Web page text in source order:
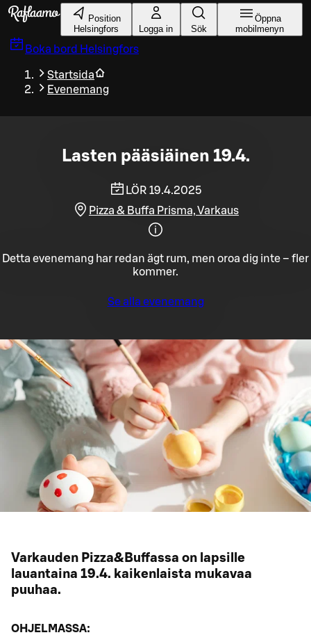
Gå till huvudinnehållet
Position
Helsingfors
Logga in Sök
Öppna
mobilmenyn
Boka bord Helsingfors
Startsida
Evenemang
Lasten pääsiäinen 19.4.
LÖR 19.4.2025
Pizza & Buffa Prisma, Varkaus
Detta evenemang har redan ägt rum, men oroa dig inte – fler
kommer.
Se alla evenemang
Varkauden Pizza&Buffassa on lapsille
lauantaina 19.4. kaikenlaista mukavaa
puuhaa.
OHJELMASSA: